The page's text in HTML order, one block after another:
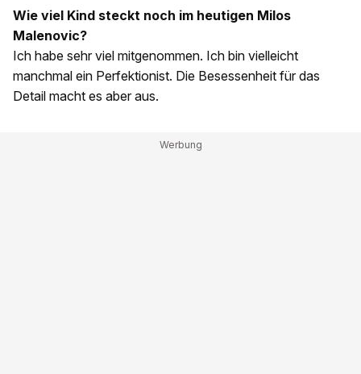
Wie viel Kind steckt noch im heutigen Milos
Malenovic?
Ich habe sehr viel mitgenommen. Ich bin vielleicht
manchmal ein Perfektionist. Die Besessenheit für das
Detail macht es aber aus.